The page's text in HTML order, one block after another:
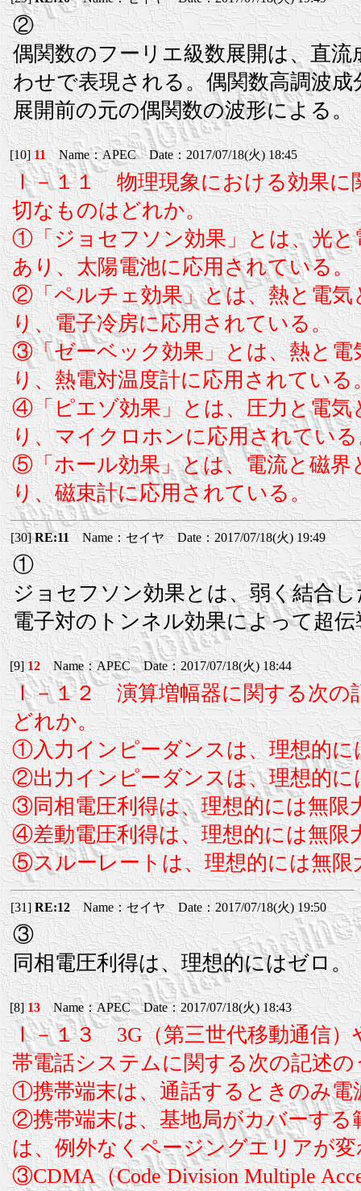
②
偶関数のフーリエ級数展開は、直
わせで表現される。偶関数高調波
展開前の元の偶関数の波形による。
[10]11Name：APEC Date：2017/07/18(火) 18:45
Ⅰ－１１ 物理現象における効果に
切なものはどれか。
①「ジョセフソン効果」とは、光
あり、太陽電池に応用されている。
②「ペルチェ効果」とは、熱と電気
り、電子冷房に応用されている。
③「ゼーベック効果」とは、熱と電
り、熱電対温度計に応用されている
④「ピエゾ効果」とは、圧力と電気
り、マイクロホンに応用されてい
⑤「ホール効果」とは、電流と磁界
り、磁束計に応用されている。
[30]RE:11Name：セイヤ Date：2017/07/18(火) 19:49
①
ジョセフソン効果とは、弱く結合
電子対のトンネル効果によって超
[9]12 Name：APEC Date：2017/07/18(火) 18:44
Ⅰ－１２ 演算増幅器に関する次の
どれか。
①入力インピーダンスは、理想的に
②出力インピーダンスは、理想的に
③同相電圧利得は、理想的には無限
④差動電圧利得は、理想的には無限
⑤スルーレートは、理想的には無限
[31]RE:12Name：セイヤ Date：2017/07/18(火) 19:50
③
同相電圧利得は、理想的にはゼロ。
[8]13 Name：APEC Date：2017/07/18(火) 18:43
Ⅰ－１３ 3G（第三世代移動通信）
帯電話システムに関する次の記述
①携帯端末は、通話するときのみ電
②携帯端末は、基地局がカバーす
は、例外なくページングエリアが
③CDMA（Code Division Multiple